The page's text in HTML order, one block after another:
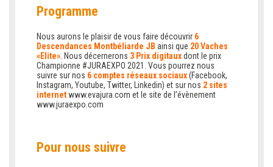
Programme
Nous aurons le plaisir de vous faire découvrir 6
Descendances Montbéliarde JB ainsi que 20 Vaches
«Elite». Nous décernerons 3 Prix digitauxdont le prix
Championne #JURAEXPO 2021. Vous pourrez nous
suivre sur nos 6 comptes réseaux sociaux(Facebook,
Instagram, Youtube, Twitter, Linkedin) et sur nos 2 sites
internetwww.evajura.com et le site de l’évènement
www.juraexpo.com
Pour nous suivre